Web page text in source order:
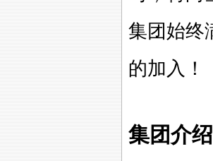
集团始终
的加入！
集团介绍